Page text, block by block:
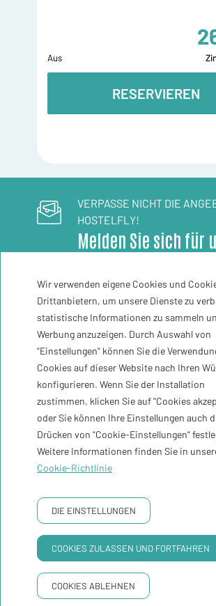
Aus
RESERVIEREN
VERPASSE NICHT DIE
HOSTELFLY!
Melden Sie sich für
30ºC
Kontakt
Newsletter
Buchungsbedingungen
GNA Hotel Solutions
DATENSCHUTZRICHTLINIE COOKIE RICHTLINIE
Wir verwenden eigene Cookies und
Drittanbietern, um unsere Dienste zu
statistische Informationen zu sammeln
Werbung anzuzeigen. Durch Auswahl von
"Einstellungen" können Sie die
Cookies auf dieser Website nach Ihren
konfigurieren. Wenn Sie der Installation
zustimmen, klicken Sie auf "Cookies
oder Sie können Ihre Einstellungen auch
Drücken von "Cookie-Einstellungen"
Weitere Informationen finden Sie in
Cookie-Richtlinie
DIE EINSTELLUNGEN
COOKIES ZULASSEN UND FORTFAHREN
COOKIES ABLEHNEN